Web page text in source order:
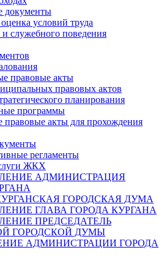
документы
условий труда
служебного поведения
правовые акты
правовых актов
планирования
программы
акты для прохождения
регламенты
ЖКХ
АДМИНИСТРАЦИЯ
ГОРОДСКАЯ ДУМА
ГЛАВА ГОРОДА КУРГАНА
ПРЕДСЕДАТЕЛЬ
ГОРОДСКОЙ ДУМЫ
АДМИНИСТРАЦИИ ГОРОДА